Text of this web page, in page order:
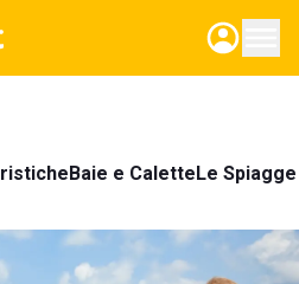
Baie e CaletteLe